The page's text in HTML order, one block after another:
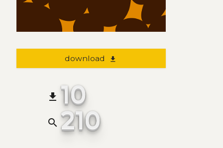
download file_download
file_download 10
search 210